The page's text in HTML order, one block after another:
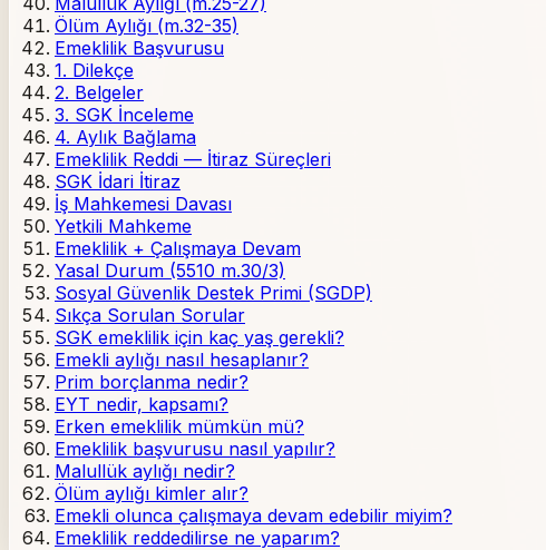
Ölüm Aylığı (m.32-35)
Emeklilik Başvurusu
1. Dilekçe
2. Belgeler
3. SGK İnceleme
4. Aylık Bağlama
Emeklilik Reddi — İtiraz Süreçleri
SGK İdari İtiraz
İş Mahkemesi Davası
Yetkili Mahkeme
Emeklilik + Çalışmaya Devam
Yasal Durum (5510 m.30/3)
Sosyal Güvenlik Destek Primi (SGDP)
Sıkça Sorulan Sorular
SGK emeklilik için kaç yaş gerekli?
Emekli aylığı nasıl hesaplanır?
Prim borçlanma nedir?
EYT nedir, kapsamı?
Erken emeklilik mümkün mü?
Emeklilik başvurusu nasıl yapılır?
Malullük aylığı nedir?
Ölüm aylığı kimler alır?
Emekli olunca çalışmaya devam edebilir miyim?
Emeklilik reddedilirse ne yaparım?